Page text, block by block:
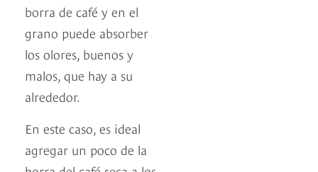
borra de café y en el
grano puede absorber
los olores, buenos y
malos, que hay a su
alrededor.
En este caso, es ideal
agregar un poco de la